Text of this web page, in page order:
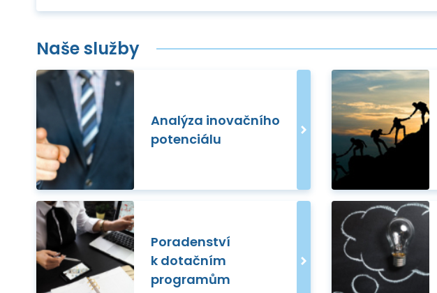
Naše služby
Analýza inovačního
potenciálu
Poradenství
k dotačním
programům